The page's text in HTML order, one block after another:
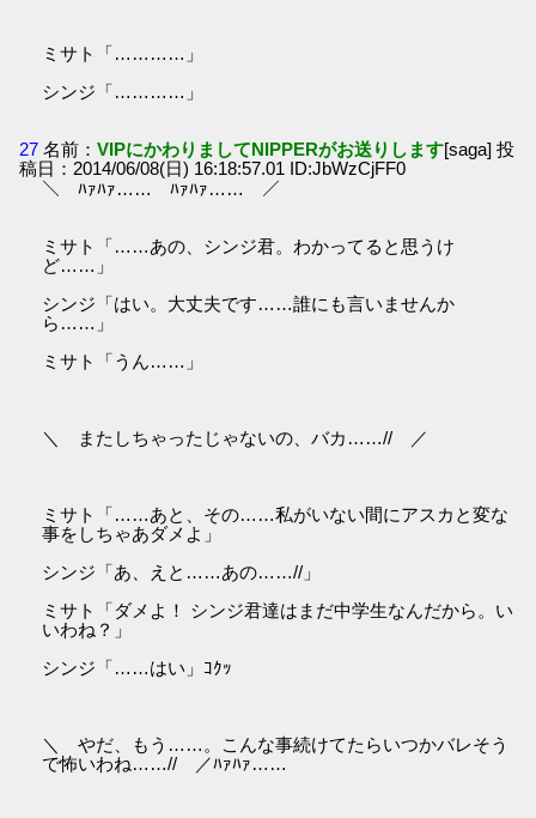
ミサト「…………」
シンジ「…………」
27 名前：VIPにかわりましてNIPPERがお送りします[saga] 投
稿日：2014/06/08(日) 16:18:57.01 ID:JbWzCjFF0
＼ ﾊｧﾊｧ…… ﾊｧﾊｧ…… ／
ミサト「……あの、シンジ君。わかってると思うけ
ど……」
シンジ「はい。大丈夫です……誰にも言いませんか
ら……」
ミサト「うん……」
＼ またしちゃったじゃないの、バカ……// ／
ミサト「……あと、その……私がいない間にアスカと変な
事をしちゃあダメよ」
シンジ「あ、えと……あの……//」
ミサト「ダメよ！ シンジ君達はまだ中学生なんだから。い
いわね？」
シンジ「……はい」ｺｸｯ
＼ やだ、もう……。こんな事続けてたらいつかバレそう
で怖いわね……// ／ﾊｧﾊｧ……